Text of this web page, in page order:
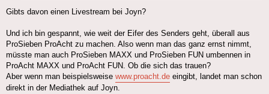
Gibts davon einen Livestream bei Joyn?
Und ich bin gespannt, wie weit der Eifer des Senders geht, überall aus
ProSieben ProAcht zu machen. Also wenn man das ganz ernst nimmt,
müsste man auch ProSieben MAXX und ProSieben FUN umbennen in
ProAcht MAXX und ProAcht FUN. Ob die sich das trauen?
Aber wenn man beispielsweise www.proacht.de eingibt, landet man schon
direkt in der Mediathek auf Joyn.